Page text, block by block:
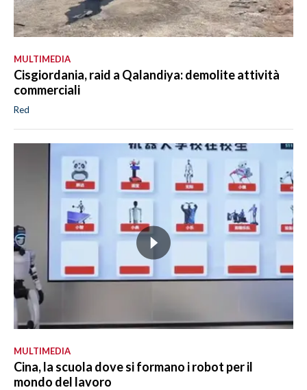
MULTIMEDIA
Cisgiordania, raid a Qalandiya: demolite attività
commerciali
Red
MULTIMEDIA
Cina, la scuola dove si formano i robot per il
mondo del lavoro